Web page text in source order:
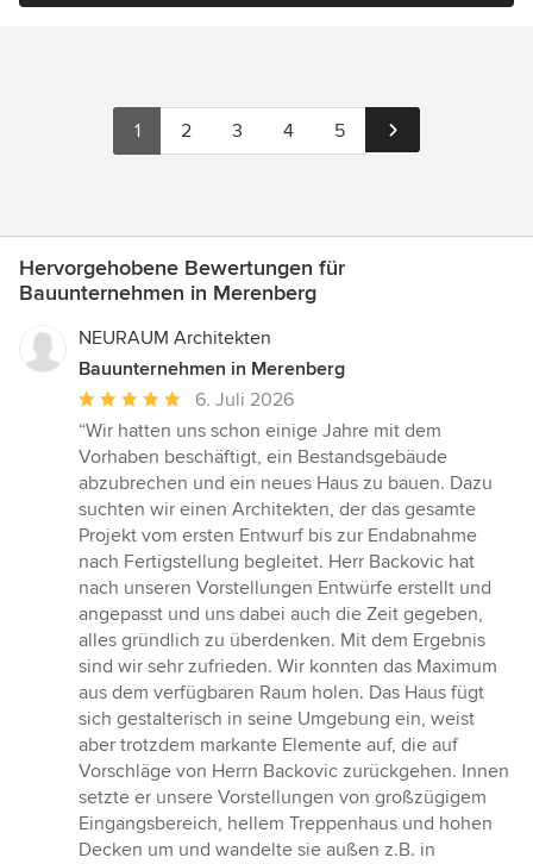
1 2 3 4 5
Hervorgehobene Bewertungen für
Bauunternehmen in Merenberg
NEURAUM Architekten
Bauunternehmen in Merenberg
Durchschnittliche
Bewertung:
5
von
5
Sternen
6. Juli 2026
“Wir hatten uns schon einige Jahre mit dem
Vorhaben beschäftigt, ein Bestandsgebäude
abzubrechen und ein neues Haus zu bauen. Dazu
suchten wir einen Architekten, der das gesamte
Projekt vom ersten Entwurf bis zur Endabnahme
nach Fertigstellung begleitet. Herr Backovic hat
nach unseren Vorstellungen Entwürfe erstellt und
angepasst und uns dabei auch die Zeit gegeben,
alles gründlich zu überdenken. Mit dem Ergebnis
sind wir sehr zufrieden. Wir konnten das Maximum
aus dem verfügbaren Raum holen. Das Haus fügt
sich gestalterisch in seine Umgebung ein, weist
aber trotzdem markante Elemente auf, die auf
Vorschläge von Herrn Backovic zurückgehen. Innen
setzte er unsere Vorstellungen von großzügigem
Eingangsbereich, hellem Treppenhaus und hohen
Decken um und wandelte sie außen z.B. in